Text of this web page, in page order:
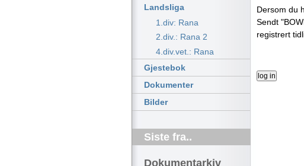
Landsliga
1.div: Rana
2.div.: Rana 2
4.div.vet.: Rana
Gjestebok
Dokumenter
Bilder
Siste fra..
Dokumentarkiv
Dersom du
Sendt
registrert